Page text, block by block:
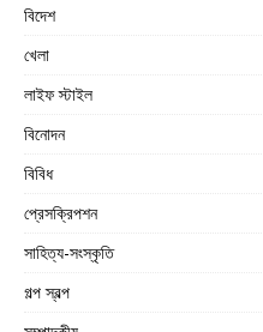
বিদেশ
খেলা
লাইফ স্টাইল
বিনোদন
বিবিধ
প্রেসক্রিপশন
সাহিত্য-সংস্কৃতি
গল্প স্বল্প